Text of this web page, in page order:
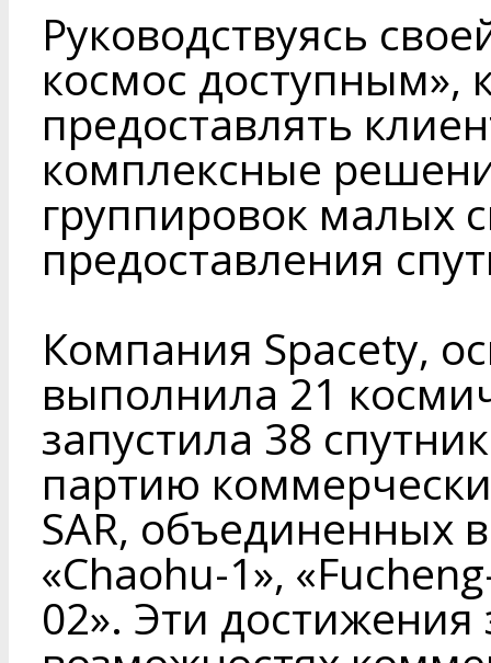
Руководствуясь
космос доступным»,
предоставлять
комплексные
группировок малых
предоставления
Компания Spacety,
выполнила 21
запустила 38
партию
SAR, объединенных
«Chaohu-1»,
02». Эти